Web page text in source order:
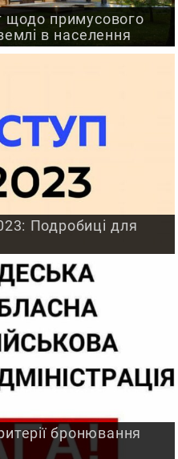
щодо примусового
в населення
Подробиці для
бронювання